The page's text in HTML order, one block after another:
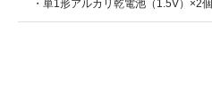
・単1形アルカリ乾電池（1.5V）×2個